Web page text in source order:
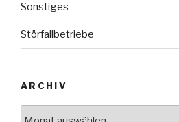
Sonstiges
Störfallbetriebe
ARCHIV